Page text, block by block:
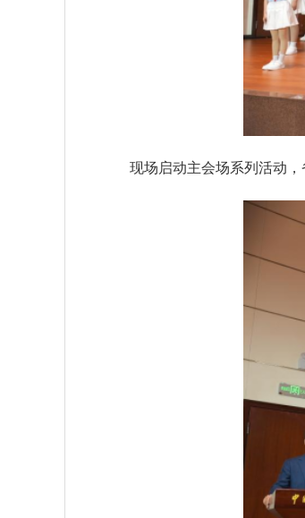
现场启动主会场系列活动